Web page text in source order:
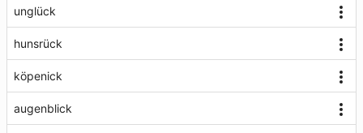
unglück
hunsrück
köpenick
augenblick